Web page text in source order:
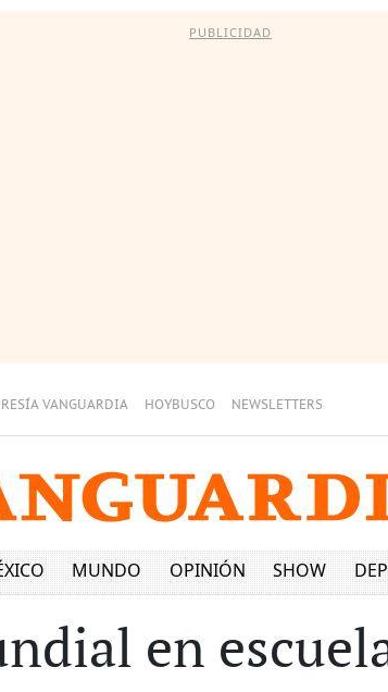
PUBLICIDAD
VANGUARDIA HOYBUSCO NEWSLETTERS
MUNDO OPINIÓN SHOW
en